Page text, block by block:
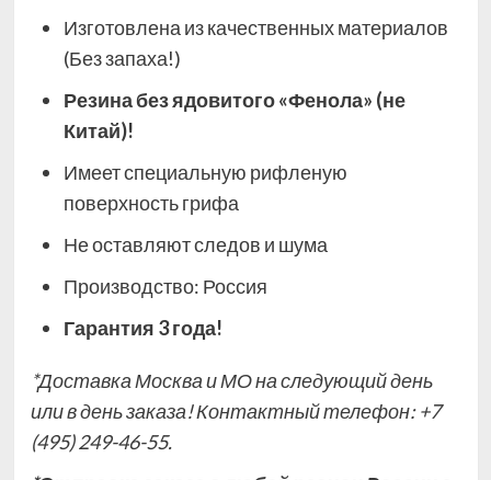
Изготовлена из качественных материалов
(Без запаха!)
Резина без ядовитого «Фенола» (не
Китай)!
Имеет специальную рифленую
поверхность грифа
Не оставляют следов и шума
Производство: Россия
Гарантия 3 года!
*Доставка Москва и МО на следующий день
или в день заказа! Контактный телефон:+7
(495) 249-46-55.